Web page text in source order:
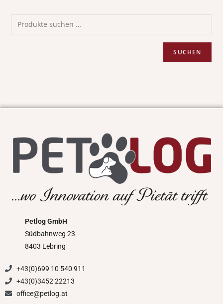
SUCHEN
Petlog GmbH
Südbahnweg 23
8403 Lebring
+43(0)699 10 540 911
+43(0)3452 22213
office@petlog.at